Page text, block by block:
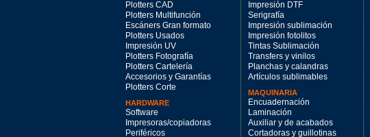
Plotters CAD
Plotters Multifunción
Escáners Gran formato
Plotters Usados
Impresión UV
Plotters Fotografía
Plotters Cartelería
Accesorios y Garantías
Plotters Corte
HARDWARE
Software
Impresoras/copiadoras
Periféricos
Impresión DTF
Serigrafía
Impresión sublimación
Impresión fotolitos
Tintas Sublimación
Transfers y vinilos
Planchas y calandras
Artículos sublimables
MAQUINARIA
Encuadernación
Laminación
Auxiliar y de acabados
Cortadoras y guillotinas